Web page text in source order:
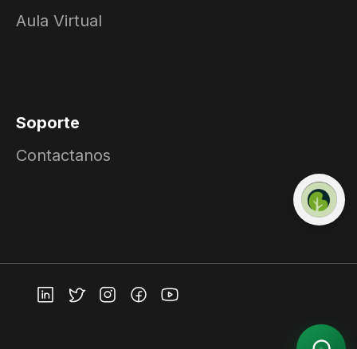
Aula Virtual
Soporte
Contactanos